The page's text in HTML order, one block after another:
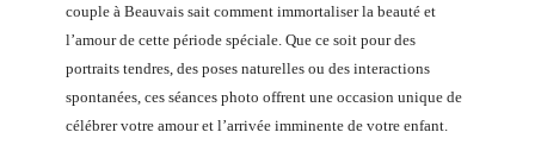
couple à Beauvais sait comment immortaliser la beauté et
l’amour de cette période spéciale. Que ce soit pour des
portraits tendres, des poses naturelles ou des interactions
spontanées, ces séances photo offrent une occasion unique de
célébrer votre amour et l’arrivée imminente de votre enfant.